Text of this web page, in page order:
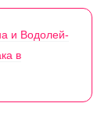
и Водолей-
в